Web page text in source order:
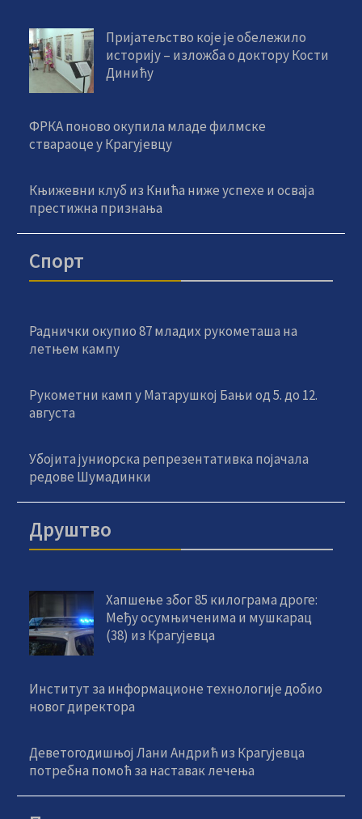
Пријатељство које је обележило
историју – изложба о доктору Кости
Динићу
ФРКА поново окупила младе филмске
ствараоце у Крагујевцу
Књижевни клуб из Кнића ниже успехе и осваја
престижна признања
Спорт
Раднички окупио 87 младих рукометаша на
летњем кампу
Рукометни камп у Матарушкој Бањи од 5. до 12.
августа
Убојита јуниорска репрезентативка појачала
редове Шумадинки
Друштво
Хапшење због 85 килограма дроге:
Међу осумњиченима и мушкарац
(38) из Крагујевца
Институт за информационе технологије добио
новог директора
Деветогодишњој Лани Андрић из Крагујевца
потребна помоћ за наставак лечења